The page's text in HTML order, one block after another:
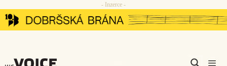
Přeskočit
na
- Inzerce -